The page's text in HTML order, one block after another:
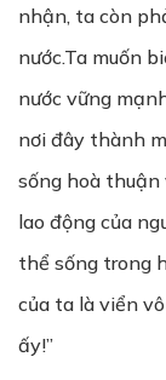
nhận, ta còn
nước.Ta muốn
nước vững
nơi đây thành
sống hoà thuận
lao động của
thể sống trong
của ta là viển
ấy!”